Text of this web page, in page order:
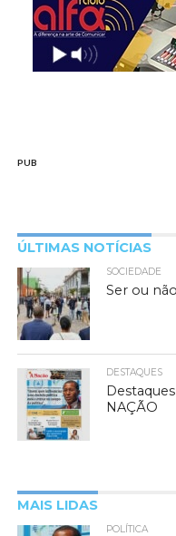
PUB
ÚLTIMAS NOTÍCIAS
SOCIEDADE
Ser ou
DESTAQUES
NAÇÃO
MAIS LIDAS
POLÍTICA